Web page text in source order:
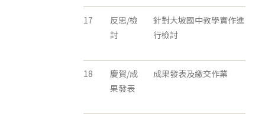
17
反思/檢
討
針對大坡國中教學實作進
行檢討
18
慶賀/成
果發表
成果發表及繳交作業